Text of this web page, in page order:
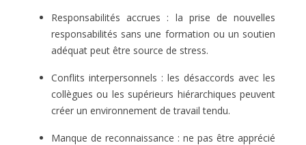
Responsabilités accrues : la prise de nouvelles
responsabilités sans une formation ou un soutien
adéquat peut être source de stress.
Conflits interpersonnels : les désaccords avec les
collègues ou les supérieurs hiérarchiques peuvent
créer un environnement de travail tendu.
Manque de reconnaissance : ne pas être apprécié